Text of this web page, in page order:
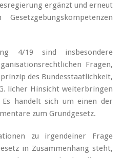
ergänzt und erneut
4/19 sind insbesondere
Fragen,
des Bundesstaatlichkeit,
licher Hinsicht weiterbringen
handelt sich um einen der
zum Grundgesetz.
zu irgendeiner Frage
in Zusammenhang steht,